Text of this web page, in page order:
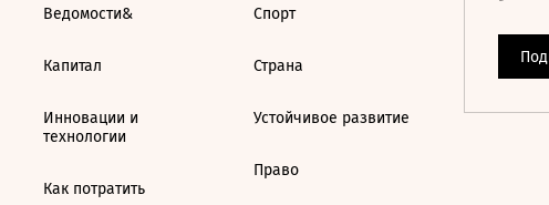
Ведомости&
Капитал
Инновации и
технологии
Как потратить
Спорт
Страна
Устойчивое развитие
Право